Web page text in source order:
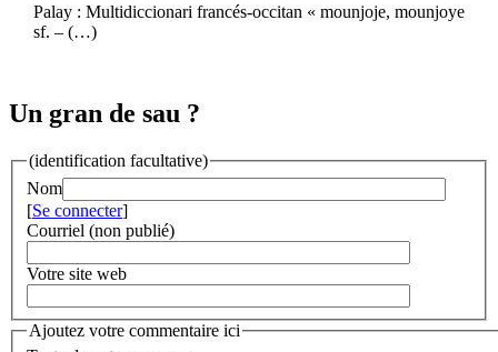
Palay : Multidiccionari francés-occitan « mounjoje, mounjoye
sf. – (…)
Un gran de sau ?
(identification facultative)
Nom
[Se connecter]
Courriel (non publié)
Votre site web
Ajoutez votre commentaire ici